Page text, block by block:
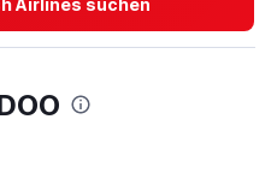
Airlines suchen